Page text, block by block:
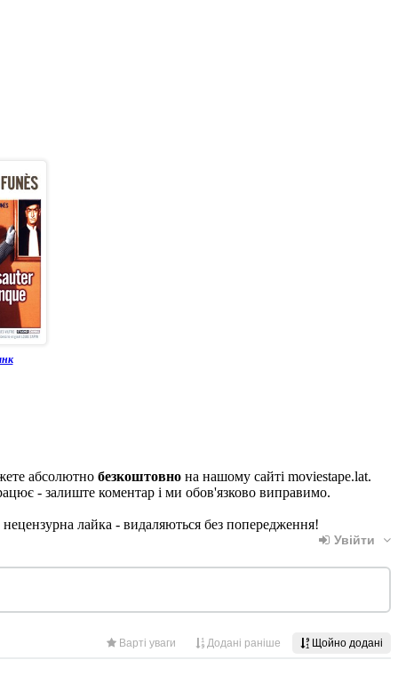
абсолютно безкоштовно на нашому сайті moviestape.lat.
- залиште коментар і ми обов'язково виправимо.
лайка - видаляються без попередження!